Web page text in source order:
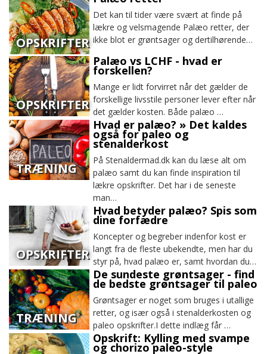
OPSKRIFTER
Det kan til tider være svært at finde på
lækre og velsmagende Palæo retter, der
ikke blot er grøntsager og dertilhørende…
OPSKRIFTER
Palæo vs LCHF - hvad er
forskellen?
Mange er lidt forvirret når det gælder de
forskellige livsstile personer lever efter når
det gælder kosten. Både palæo …
TRÆNING
Hvad er palæo? » Det kaldes
også for paleo og
stenalderkost
På Stenaldermad.dk kan du læse alt om
palæo samt du kan finde inspiration til
lækre opskrifter. Det har i de seneste
man…
OPSKRIFTER
Hvad betyder palæo? Spis som
dine forfædre
Koncepter og begreber indenfor kost er
langt fra de fleste ubekendte, men har du
styr på, hvad palæo er, samt hvordan du…
TRÆNING
De sundeste grøntsager - find
de bedste grøntsager til paleo
Grøntsager er noget som bruges i utallige
retter, og især også i stenalderkosten og
paleo opskrifter.I dette indlæg får …
Opskrift: Kylling med svampe
og chorizo paleo-style